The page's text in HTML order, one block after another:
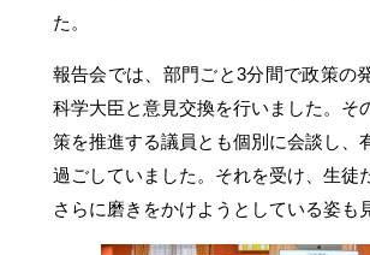
た。
報告会では、部門ごと3分間で政策の
科学大臣と意見交換を行いました。そ
策を推進する議員とも個別に会談し、
過ごしていました。それを受け、生徒
さらに磨きをかけようとしている姿も